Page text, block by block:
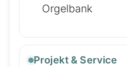
Orgelbank
Projekt & Service